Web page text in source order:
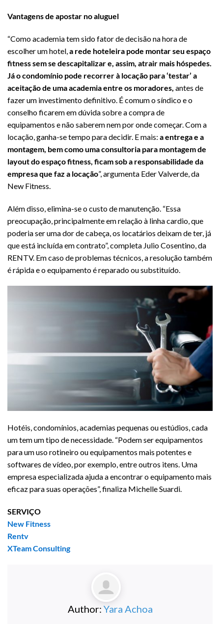
Vantagens de apostar no aluguel
“Como academia tem sido fator de decisão na hora de
escolher um hotel, a rede hoteleira pode montar seu espaço
fitness sem se descapitalizar e, assim, atrair mais hóspedes.
Já o condomínio pode recorrer à locação para ‘testar’ a
aceitação de uma academia entre os moradores, antes de
fazer um investimento definitivo. É comum o síndico e o
conselho ficarem em dúvida sobre a compra de
equipamentos e não saberem nem por onde começar. Com a
locação, ganha-se tempo para decidir. E mais: a entrega e a
montagem, bem como uma consultoria para montagem de
layout do espaço fitness, ficam sob a responsabilidade da
empresa que faz a locação”, argumenta Eder Valverde, da
New Fitness.
Além disso, elimina-se o custo de manutenção. “Essa
preocupação, principalmente em relação à linha cardio, que
poderia ser uma dor de cabeça, os locatários deixam de ter, já
que está incluída em contrato”, completa Julio Cosentino, da
RENTV. Em caso de problemas técnicos, a resolução também
é rápida e o equipamento é reparado ou substituído.
Hotéis, condomínios, academias pequenas ou estúdios, cada
um tem um tipo de necessidade. “Podem ser equipamentos
para um uso rotineiro ou equipamentos mais potentes e
softwares de vídeo, por exemplo, entre outros itens. Uma
empresa especializada ajuda a encontrar o equipamento mais
eficaz para suas operações”, finaliza Michelle Suardi.
SERVIÇO
New Fitness
Rentv
XTeam Consulting
Author: Yara Achoa